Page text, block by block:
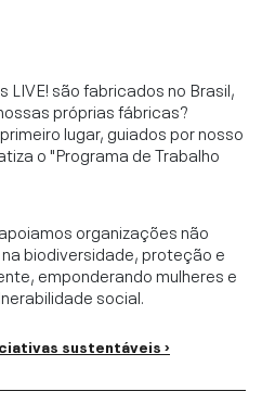
LIVE! são fabricados no Brasil,
próprias fábricas?
lugar, guiados por nosso
o "Programa de Trabalho
organizações não
biodiversidade, proteção e
emponderando mulheres e
social.
sustentáveis ›